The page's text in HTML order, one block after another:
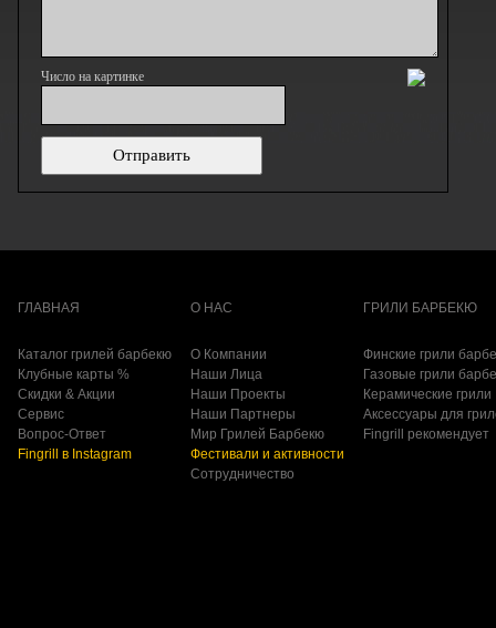
Число на картинке
ГЛАВНАЯ
Каталог грилей барбекю
Клубные карты %
Скидки & Акции
Сервис
Вопрос-Ответ
Fingrill в Instagram
О НАС
О Компании
Наши Лица
Наши Проекты
Наши Партнеры
Мир Грилей Барбекю
Фестивали и активности
Сотрудничество
ГРИЛИ БАРБЕКЮ
Финские грили
Газовые грили
Керамические грили
Аксессуары для
Fingrill рекомендует